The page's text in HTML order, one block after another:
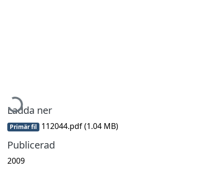
Hämtar...
Ladda ner
Primär fil 112044.pdf(1.04 MB)
Publicerad
2009